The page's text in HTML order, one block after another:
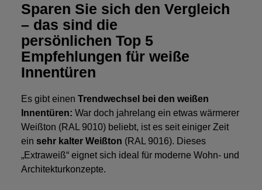
Sparen Sie sich den Vergleich
– das sind die
persönlichen Top 5
Empfehlungen für weiße
Innentüren
Es gibt einen Trendwechsel bei den weißen
Innentüren: War doch jahrelang ein etwas wärmerer
Weißton (RAL 9010) beliebt, ist es seit einiger Zeit
ein sehr kalter Weißton (RAL 9016). Dieses
„Extraweiß“ eignet sich ideal für moderne Wohn- und
Architekturkonzepte.